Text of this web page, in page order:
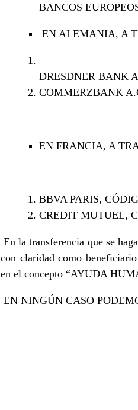
BANCOS
EN ALEMANIA, A
DRESDNER BANK
COMMERZBANK
EN FRANCIA, A
BBVA PARIS,
CREDIT MUTUEL,
En la transferencia que se
con claridad como
en el concepto “AYUDA
EN NINGÚN CASO